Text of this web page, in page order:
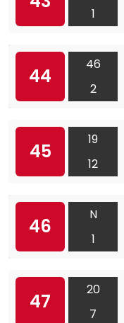
1
44
46
2
45
19
12
46
N
1
47
20
7